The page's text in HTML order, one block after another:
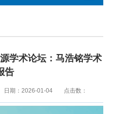
学术论坛：马浩铭学术
告
日期：2026-01-04 点击数：